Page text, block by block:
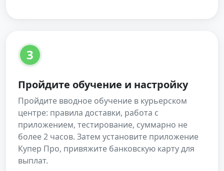
3
Пройдите обучение и настройку
Пройдите вводное обучение в курьерском
центре: правила доставки, работа с
приложением, тестирование, суммарно не
более 2 часов. Затем установите приложение
Купер Про, привяжите банковскую карту для
выплат.